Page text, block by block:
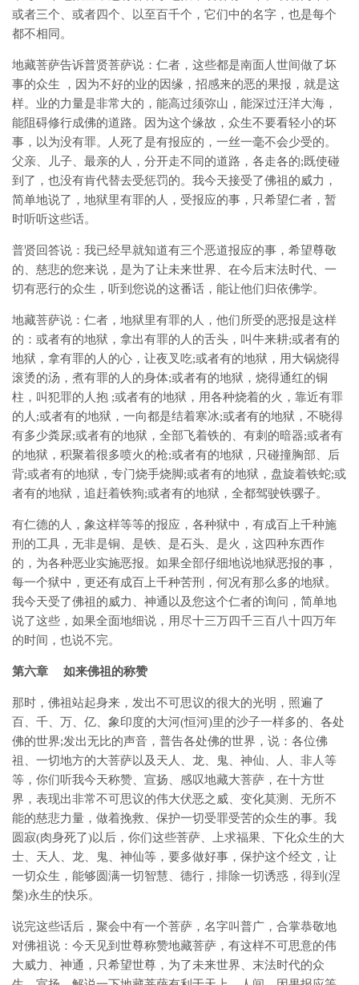
或者三个、或者四个、以至百千个，它们中的名字，也是每个
都不相同。
地藏菩萨告诉普贤菩萨说：仁者，这些都是南面人世间做了坏
事的众生 ，因为不好的业的因缘，招感来的恶的果报，就是这
样。业的力量是非常大的，能高过须弥山，能深过汪洋大海，
能阻碍修行成佛的道路。因为这个缘故，众生不要看轻小的坏
事，以为没有罪。人死了是有报应的，一丝一毫不会少受的。
父亲、儿子、最亲的人，分开走不同的道路，各走各的;既使碰
到了，也没有肯代替去受惩罚的。我今天接受了佛祖的威力，
简单地说了，地狱里有罪的人，受报应的事，只希望仁者，暂
时听听这些话。
普贤回答说：我已经早就知道有三个恶道报应的事，希望尊敬
的、慈悲的您来说，是为了让未来世界、在今后末法时代、一
切有恶行的众生，听到您说的这番话，能让他们归依佛学。
地藏菩萨说：仁者，地狱里有罪的人，他们所受的恶报是这样
的：或者有的地狱，拿出有罪的人的舌头，叫牛来耕;或者有的
地狱，拿有罪的人的心，让夜叉吃;或者有的地狱，用大锅烧得
滚烫的汤，煮有罪的人的身体;或者有的地狱，烧得通红的铜
柱，叫犯罪的人抱 ;或者有的地狱，用各种烧着的火，靠近有罪
的人;或者有的地狱，一向都是结着寒冰;或者有的地狱，不晓得
有多少粪尿;或者有的地狱，全部飞着铁的、有刺的暗器;或者有
的地狱，积聚着很多喷火的枪;或者有的地狱，只碰撞胸部、后
背;或者有的地狱，专门烧手烧脚;或者有的地狱，盘旋着铁蛇;或
者有的地狱，追赶着铁狗;或者有的地狱，全都驾驶铁骡子。
有仁德的人，象这样等等的报应，各种狱中，有成百上千种施
刑的工具，无非是铜、是铁、是石头、是火，这四种东西作
的，为各种恶业实施恶报。如果全部仔细地说地狱恶报的事，
每一个狱中，更还有成百上千种苦刑，何况有那么多的地狱。
我今天受了佛祖的威力、神通以及您这个仁者的询问，简单地
说了这些，如果全面地细说，用尽十三万四千三百八十四万年
的时间，也说不完。
第六章 如来佛祖的称赞
那时，佛祖站起身来，发出不可思议的很大的光明，照遍了
百、千、万、亿、象印度的大河(恒河)里的沙子一样多的、各处
佛的世界;发出无比的声音，普告各处佛的世界，说：各位佛
祖、一切地方的大菩萨以及天人、龙、鬼、神仙、人、非人等
等，你们听我今天称赞、宣扬、感叹地藏大菩萨，在十方世
界，表现出非常不可思议的伟大伏恶之威、变化莫测、无所不
能的慈悲力量，做着挽救、保护一切受罪受苦的众生的事。我
圆寂(肉身死了)以后，你们这些菩萨、上求福果、下化众生的大
士、天人、龙、鬼、神仙等，要多做好事，保护这个经文，让
一切众生，能够圆满一切智慧、德行，排除一切诱惑，得到(涅
槃)永生的快乐。
说完这些话后，聚会中有一个菩萨，名字叫普广，合掌恭敬地
对佛祖说：今天见到世尊称赞地藏菩萨，有这样不可思意的伟
大威力、神通，只希望世尊，为了未来世界、末法时代的众